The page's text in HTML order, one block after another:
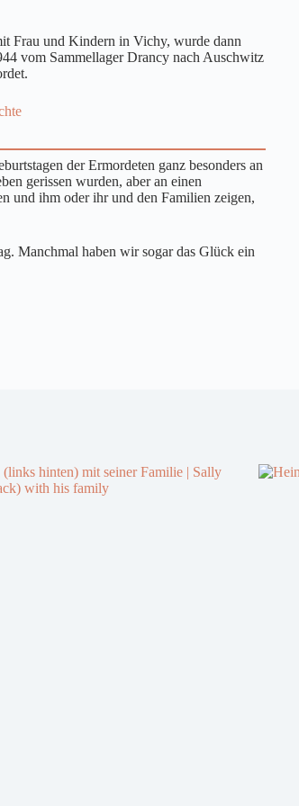
Frau und Kindern in Vichy, wurde dann
vom Sammellager Drancy nach Auschwitz
der Ermordeten ganz besonders an
gerissen wurden, aber an einen
und ihm oder ihr und den Familien zeigen,
Manchmal haben wir sogar das Glück ein